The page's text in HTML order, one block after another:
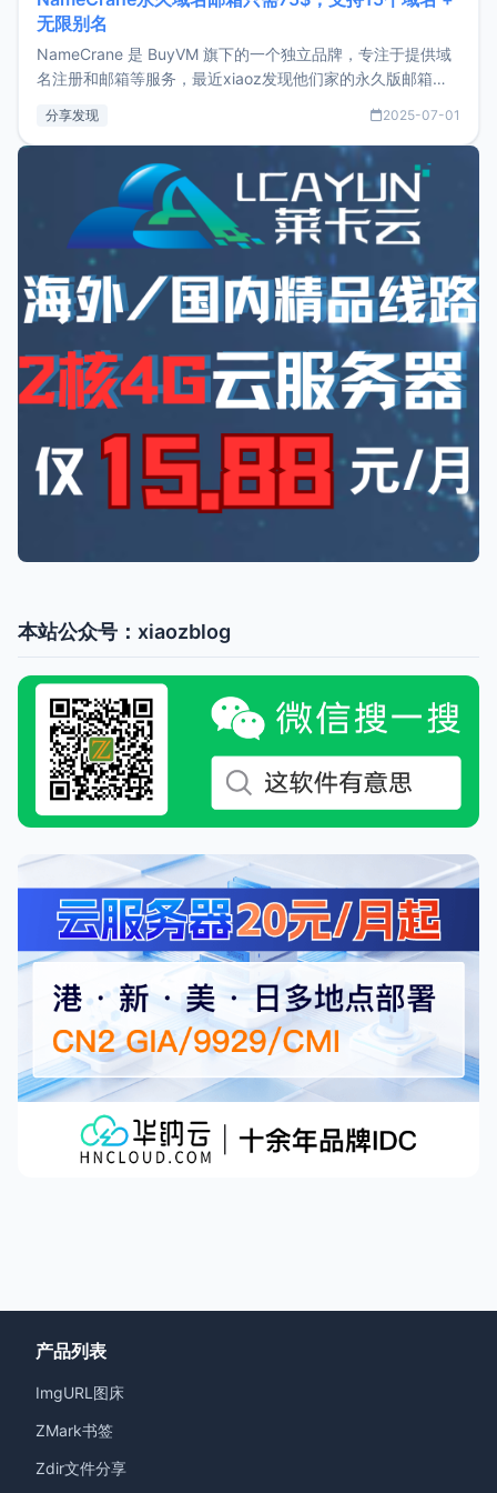
无限别名
NameCrane 是 BuyVM 旗下的一个独立品牌，专注于提供域
名注册和邮箱等服务，最近xiaoz发现他们家的永久版邮箱服
又实惠的域名邮箱，不妨尝试一下 NameCrane。注册
NameCraneNameCrane不支持直接注册，必须要购买
分享发现 2025-07-01
本站公众号：xiaozblog
产品列表
ImgURL图床
ZMark书签
Zdir文件分享